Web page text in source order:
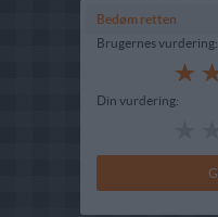
Bedøm retten
Brugernes vurdering:
Din vurdering: